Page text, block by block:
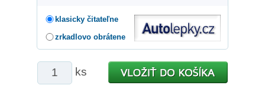
klasicky čitateľne
zrkadlovo obrátene
ks